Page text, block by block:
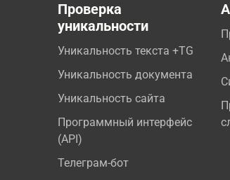
Проверка
уникальности
Уникальность текста +TG
Уникальность документа
Уникальность сайта
Программный интерфейс
(API)
Телеграм-бот